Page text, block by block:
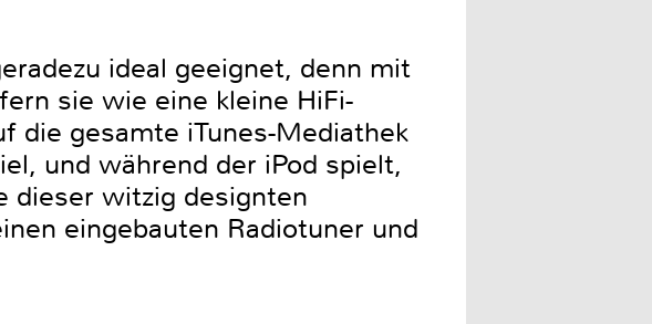
ideal geeignet, denn mit
sie wie eine kleine HiFi-
die gesamte iTunes-Mediathek
und während der iPod spielt,
dieser witzig designten
eingebauten Radiotuner und